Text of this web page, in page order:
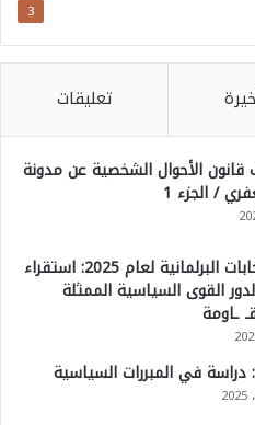
3
تعليقات
قانون الأحوال الشخصية عن مدونة
/ الجزء 1
خارطة الانتخابات البرلمانية لعام 2025: استقراء
القوى السياسية الممثلة
ـاومة
دراسة في المبررات السياسية